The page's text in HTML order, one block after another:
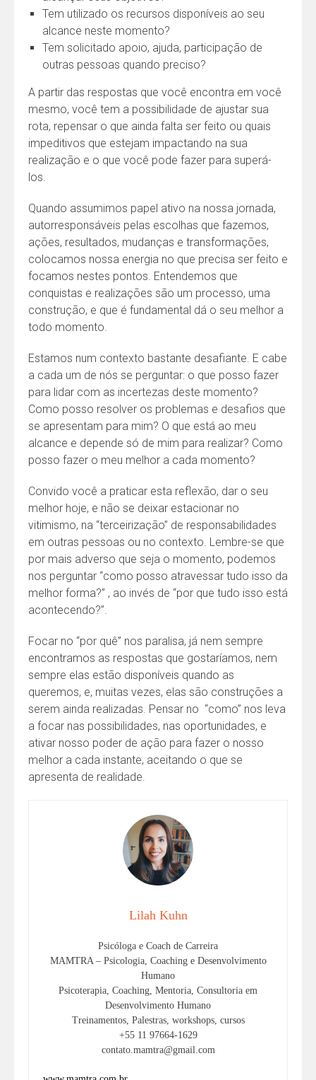
Tem utilizado os recursos disponíveis ao seu
alcance neste momento?
Tem solicitado apoio, ajuda, participação de
outras pessoas quando preciso?
A partir das respostas que você encontra em você
mesmo, você tem a possibilidade de ajustar sua
rota, repensar o que ainda falta ser feito ou quais
impeditivos que estejam impactando na sua
realização e o que você pode fazer para superá-
los.
Quando assumimos papel ativo na nossa jornada,
autorresponsáveis pelas escolhas que fazemos,
ações, resultados, mudanças e transformações,
colocamos nossa energia no que precisa ser feito e
focamos nestes pontos. Entendemos que
conquistas e realizações são um processo, uma
construção, e que é fundamental dá o seu melhor a
todo momento.
Estamos num contexto bastante desafiante. E cabe
a cada um de nós se perguntar: o que posso fazer
para lidar com as incertezas deste momento?
Como posso resolver os problemas e desafios que
se apresentam para mim? O que está ao meu
alcance e depende só de mim para realizar? Como
posso fazer o meu melhor a cada momento?
Convido você a praticar esta reflexão, dar o seu
melhor hoje, e não se deixar estacionar no
vitimismo, na “terceirização” de responsabilidades
em outras pessoas ou no contexto. Lembre-se que
por mais adverso que seja o momento, podemos
nos perguntar “como posso atravessar tudo isso da
melhor forma?” , ao invés de “por que tudo isso está
acontecendo?”.
Focar no “por quê” nos paralisa, já nem sempre
encontramos as respostas que gostaríamos, nem
sempre elas estão disponíveis quando as
queremos, e, muitas vezes, elas são construções a
serem ainda realizadas. Pensar no “como” nos leva
a focar nas possibilidades, nas oportunidades, e
ativar nosso poder de ação para fazer o nosso
melhor a cada instante, aceitando o que se
apresenta de realidade.
Lilah Kuhn
Psicóloga e Coach de Carreira
MAMTRA – Psicologia, Coaching e Desenvolvimento
Humano
Psicoterapia, Coaching, Mentoria, Consultoria em
Desenvolvimento Humano
Treinamentos, Palestras, workshops, cursos
+55 11 97664-1629
contato.mamtra@gmail.com